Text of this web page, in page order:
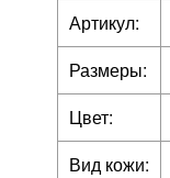
Артикул:
Размеры:
Цвет:
Вид кожи: